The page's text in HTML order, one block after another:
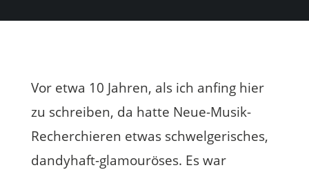
Vor etwa 10 Jahren, als ich anfing hier
zu schreiben, da hatte Neue-Musik-
Recherchieren etwas schwelgerisches,
dandyhaft-glamouröses. Es war